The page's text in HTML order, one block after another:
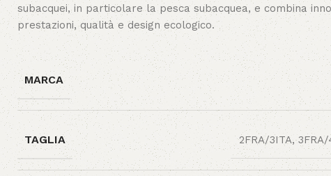
subacquei, in particolare la pesca subacquea, e combina
prestazioni, qualità e design ecologico.
MARCA
TAGLIA 2FRA/3ITA,